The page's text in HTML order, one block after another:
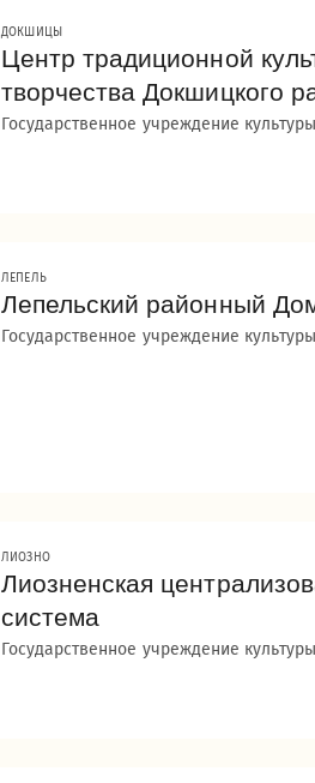
ДОКШИЦЫ
Центр традиционной
творчества Докшицкого
Государственное учреждение культуры
ЛЕПЕЛЬ
Лепельский районный
Государственное учреждение культуры
ЛИОЗНО
Лиозненская
система
Государственное учреждение культуры